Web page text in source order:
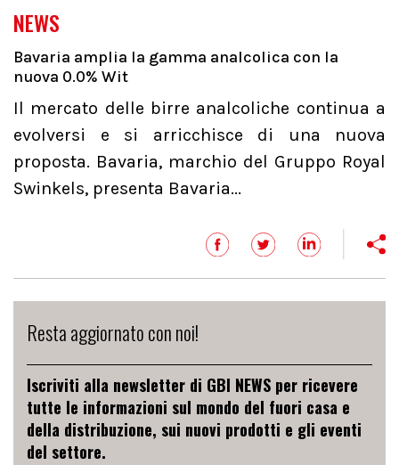
NEWS
Bavaria amplia la gamma analcolica con la
nuova 0.0% Wit
Il mercato delle birre analcoliche continua a
evolversi e si arricchisce di una nuova
proposta. Bavaria, marchio del Gruppo Royal
Swinkels, presenta Bavaria...
Resta aggiornato con noi!
Iscriviti alla newsletter di GBI NEWS per ricevere
tutte le informazioni sul mondo del fuori casa e
della distribuzione, sui nuovi prodotti e gli eventi
del settore.